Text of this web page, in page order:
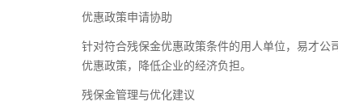
优惠政策申请协助
针对符合残保金优惠政策条件的用人单位，易才
优惠政策，降低企业的经济负担。
残保金管理与优化建议